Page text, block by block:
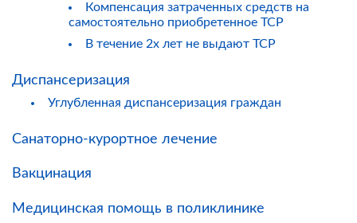
Компенсация затраченных средств на
самостоятельно приобретенное ТСР
В течение 2х лет не выдают ТСР
Диспансеризация
Углубленная диспансеризация граждан
Санаторно-курортное лечение
Вакцинация
Медицинская помощь в поликлинике